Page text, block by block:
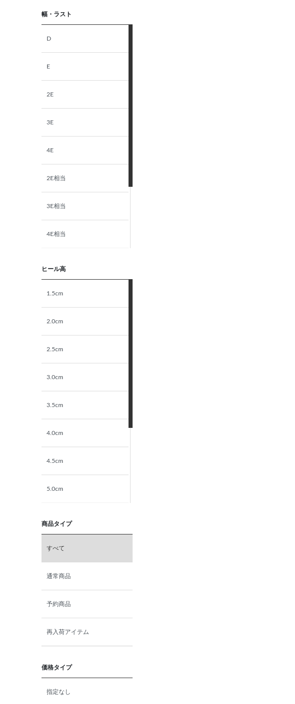
幅・ラスト
D
E
2E
3E
4E
2E相当
3E相当
4E相当
ヒール高
1.5cm
2.0cm
2.5cm
3.0cm
3.5cm
4.0cm
4.5cm
5.0cm
6.0cm
6.5cm
7.0cm
商品タイプ
すべて
通常商品
予約商品
再入荷アイテム
価格タイプ
指定なし